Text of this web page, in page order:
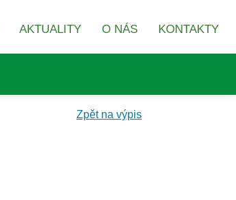
AKTUALITY O NÁS KONTAKTY
Zpět na výpis